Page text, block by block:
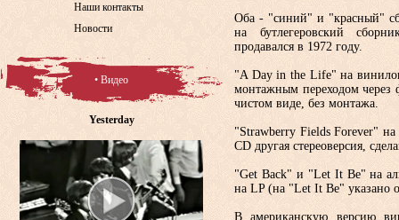
Оба - "синий" и "красный"
на бутлегеровский
продавался в 1972 году.
"A Day in the Life" на
монтажным переходом через
чистом виде, без монтажа.
"Strawberry Fields Forever" на
CD другая стереоверсия,
"Get Back" и "Let It Be" на
на LP (на "Let It Be" указано
В американскую версию
Наши контакты
Новости
• Видео
Yesterday